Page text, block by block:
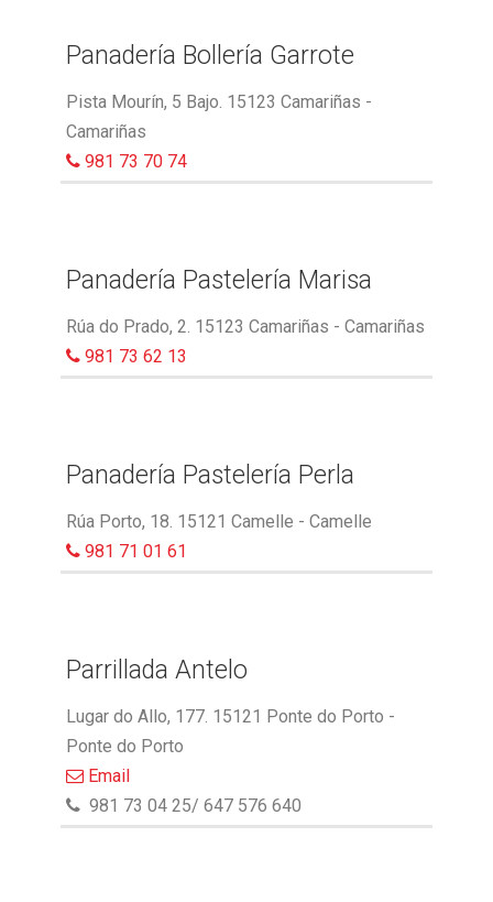
Panadería Bollería Garrote
Pista Mourín, 5 Bajo. 15123 Camariñas -
Camariñas
981 73 70 74
Panadería Pastelería Marisa
Rúa do Prado, 2. 15123 Camariñas - Camariñas
981 73 62 13
Panadería Pastelería Perla
Rúa Porto, 18. 15121 Camelle - Camelle
981 71 01 61
Parrillada Antelo
Lugar do Allo, 177. 15121 Ponte do Porto -
Ponte do Porto
Email
981 73 04 25/ 647 576 640